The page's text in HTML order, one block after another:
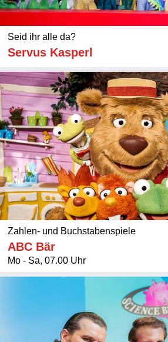
Seid ihr alle da?
Servus Kasperl
Zahlen- und Buchstabenspiele
ABC Bär
Mo - Sa, 07.00 Uhr